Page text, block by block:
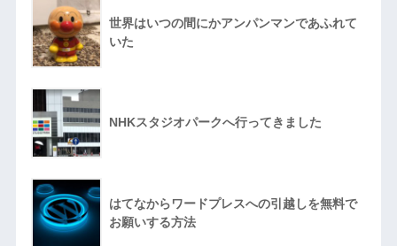
世界はいつの間にかアンパンマンであふれて
いた
NHKスタジオパークへ行ってきました
はてなからワードプレスへの引越しを無料で
お願いする方法